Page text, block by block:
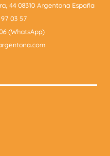
44 08310 Argentona España
03 57
(WhatsApp)